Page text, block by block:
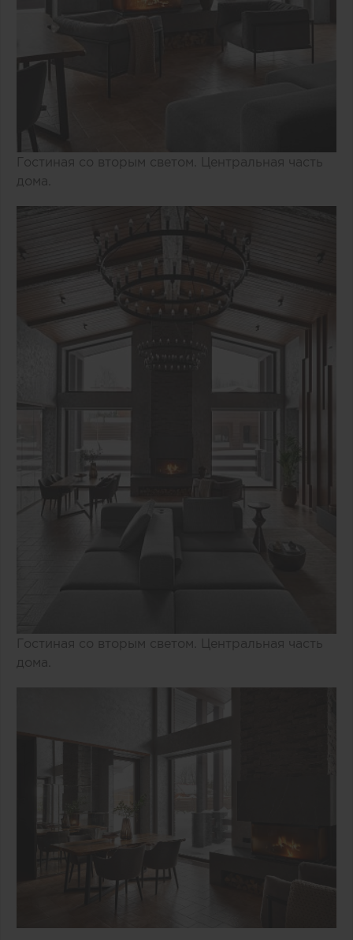
Гостиная со вторым светом. Центральная часть
дома.
Гостиная со вторым светом. Центральная часть
дома.